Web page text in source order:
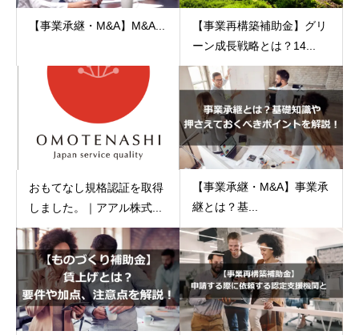
【事業承継・M&A】M&A...
【事業再構築補助金】グリ
ーン成長戦略とは？14...
おもてなし規格認証を取得
しました。｜アアル株式...
【事業承継・M&A】事業承
継とは？基...